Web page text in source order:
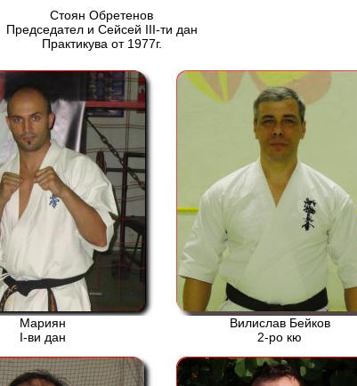
Стоян Обретенов
Председател и Сейсей ІІІ-ти дан
Практикува от 1977г.
Мариян
І-ви дан
Вилислав Бейков
2-ро кю